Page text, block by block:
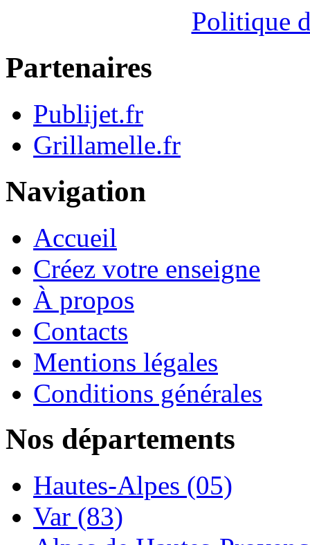
Politique
Partenaires
Publijet.fr
Grillamelle.fr
Navigation
Accueil
Créez votre enseigne
À propos
Contacts
Mentions légales
Conditions générales
Nos départements
Hautes-Alpes (05)
Var (83)